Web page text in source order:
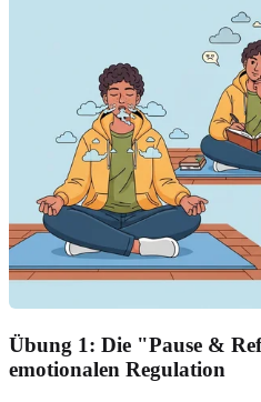
Übung 1: Die "Pause &
emotionalen Regulation